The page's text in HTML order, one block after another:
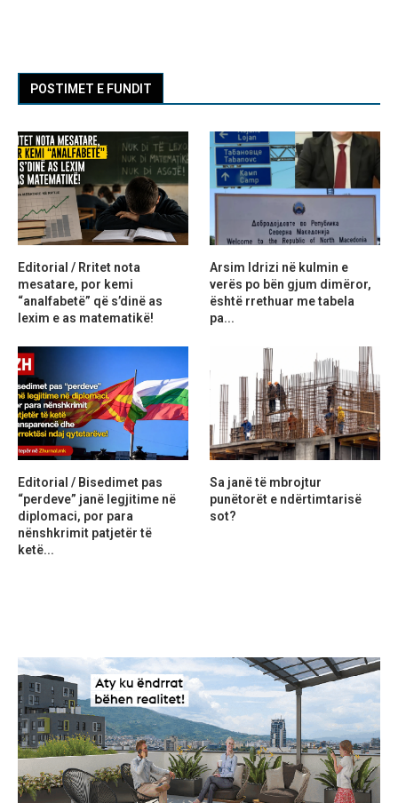
POSTIMET E FUNDIT
Editorial / Rritet nota
mesatare, por kemi
“analfabetë” që s’dinë as
lexim e as matematikë!
Arsim Idrizi në kulmin e
verës po bën gjum dimëror,
është rrethuar me tabela
pa...
Editorial / Bisedimet pas
“perdeve” janë legjitime në
diplomaci, por para
nënshkrimit patjetër të
ketë...
Sa janë të mbrojtur
punëtorët e ndërtimtarisë
sot?